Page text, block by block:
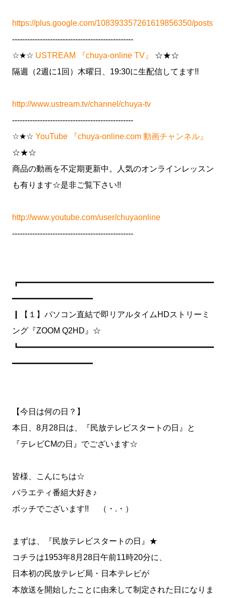
https://plus.google.com/108393357261619856350/posts
------------------------------------------------
☆★☆ USTREAM 『chuya-online TV』
☆★☆
隔週（2週に1回）木曜日、19:30に生配信してます!!
http://www.ustream.tv/channel/chuya-tv
------------------------------------------------
☆★☆ YouTube 『chuya-online.com 動画チャンネル』
☆★☆
商品の動画を不定期更新中。人気のオンラインレッスン
も有ります☆是非ご覧下さい!!
http://www.youtube.com/user/chuyaonline
------------------------------------------------
┏━━━━━━━━━━━━━━━━━━━━━━━━
━━━━━━━━━━
┃【１】パソコン直結で即リアルタイムHDストリーミ
ング『ZOOM Q2HD』☆
┗━━━━━━━━━━━━━━━━━━━━━━━━
━━━━━━━━━━
【今日は何の日？】
本日、8月28日は、『民放テレビスタートの日』と
『テレビCMの日』でございます☆
皆様、こんにちは☆
バラエティ番組大好き♪
ボッチでございます!! （・.・）
まずは、『民放テレビスタートの日』★
コチラは1953年8月28日午前11時20分に、
日本初の民放テレビ局・日本テレビが
本放送を開始したことに由来して制定された日になりま